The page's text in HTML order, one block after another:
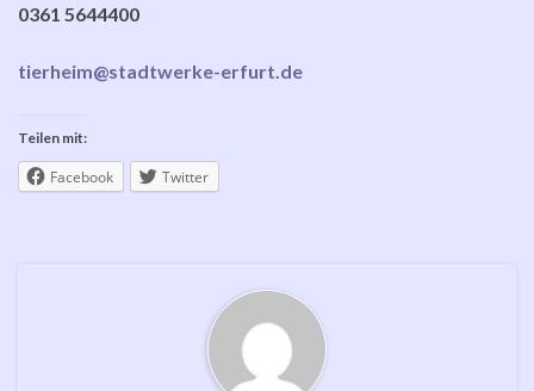
0361 5644400
tierheim@stadtwerke-erfurt.de
Teilen mit:
Facebook Twitter